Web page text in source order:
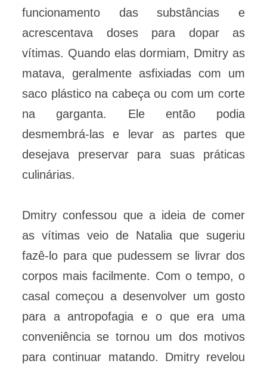
funcionamento das substâncias e
acrescentava doses para dopar as
vítimas. Quando elas dormiam, Dmitry as
matava, geralmente asfixiadas com um
saco plástico na cabeça ou com um corte
na garganta. Ele então podia
desmembrá-las e levar as partes que
desejava preservar para suas práticas
culinárias.
Dmitry confessou que a ideia de comer
as vítimas veio de Natalia que sugeriu
fazê-lo para que pudessem se livrar dos
corpos mais facilmente. Com o tempo, o
casal começou a desenvolver um gosto
para a antropofagia e o que era uma
conveniência se tornou um dos motivos
para continuar matando. Dmitry revelou